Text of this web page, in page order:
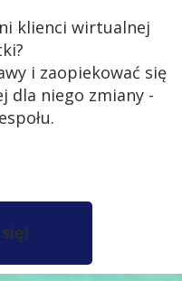
klienci wirtualnej
i zaopiekować się
dla niego zmiany -